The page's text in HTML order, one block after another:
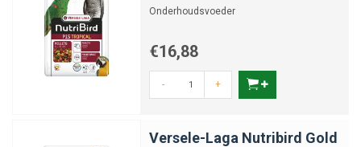
Onderhoudsvoeder
€16,88
- +
Versele-Laga Nutribird Gold